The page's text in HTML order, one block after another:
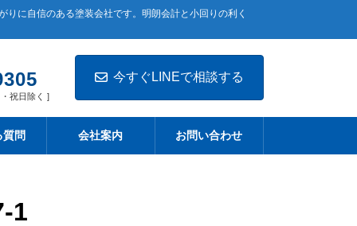
に自信のある塗装会社です。明朗会計と小回りの利く
祝日除く ]
今すぐLINEで相談する
質問 会社案内 お問い合わせ
1